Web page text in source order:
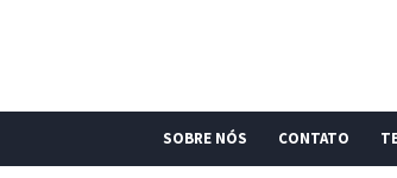
SOBRE NÓS CONTATO